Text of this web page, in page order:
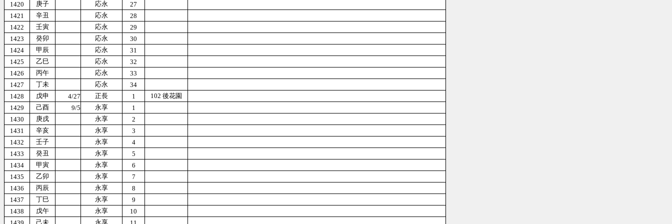
1420 庚子 応永
27
1421
辛丑 応永
28
1422
壬寅 応永
29
1423
癸卯 応永
30
1424
甲辰 応永
31
1425
乙巳 応永
32
1426
丙午 応永
33
1427
丁未 応永
34
1428
戊申 4/27 正長 1
102 後花園
1429
己酉 9/5 永享
1
1430
庚戌 永享
2
1431
辛亥 永享
3
1432
壬子 永享
4
1433
癸丑 永享
5
1434
甲寅 永享
6
1435
乙卯 永享
7
1436
丙辰 永享
8
1437
丁巳 永享
9
1438
戊午 永享
10
己未 永享